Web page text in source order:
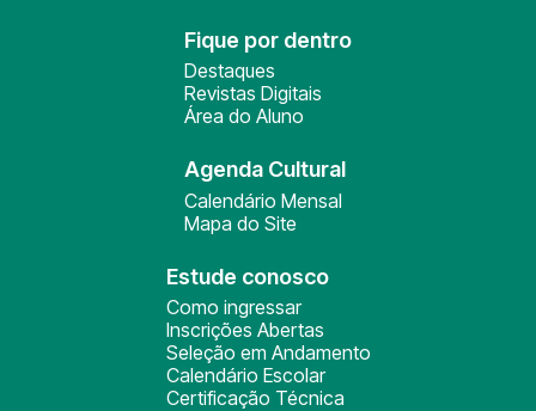
Fique por dentro
Destaques
Revistas Digitais
Área do Aluno
Agenda Cultural
Calendário Mensal
Mapa do Site
Estude conosco
Como ingressar
Inscrições Abertas
Seleção em Andamento
Calendário Escolar
Certificação Técnica